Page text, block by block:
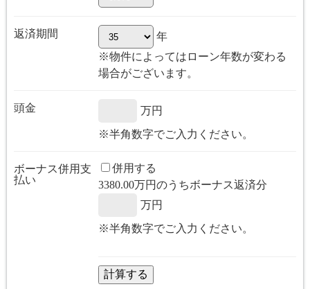
返済期間
年
※物件によってはローン年数が変わる
場合がございます。
頭金
万円
※半角数字でご入力ください。
ボーナス併用支
払い
併用する
3380.00万円のうちボーナス返済分
万円
※半角数字でご入力ください。